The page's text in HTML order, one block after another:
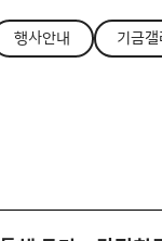
행사안내 기금